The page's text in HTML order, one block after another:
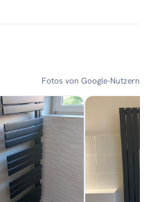
Fotos von Google-Nutzern